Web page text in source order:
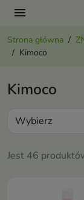
menu
Strona główna
Kimoco
Kimoco
Jest 46
Wybierz